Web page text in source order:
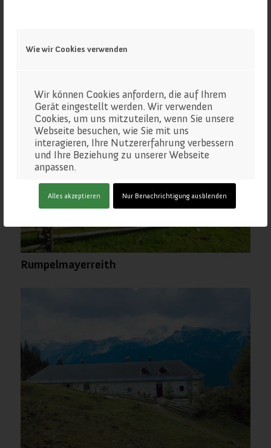
Wie wir Cookies verwenden
Wir können Cookies anfordern, die auf Ihrem
Gerät eingestellt werden. Wir verwenden
Cookies, um uns mitzuteilen, wenn Sie unsere
Webseite besuchen, wie Sie mit uns
interagieren, Ihre Nutzererfahrung verbessern
und Ihre Beziehung zu unserer Webseite
anpassen.
Klicken Sie auf die verschiedenen
Kategorienüberschriften, um mehr zu
erfahren. Sie können auch einige Ihrer
Einstellungen ändern. Beachten Sie, dass das
Blockieren einiger Arten von Cookies
Auswirkungen auf Ihre Erfahrung auf unseren
Webseite und auf die Dienste haben kann, die
wir anbieten können.
Andere externe Dienste
Datenschutz-Bestimmungen
Alles akzeptieren Nur Benachrichtigung ausblenden
Ochsenwaldalm
Rumpelmayerreith